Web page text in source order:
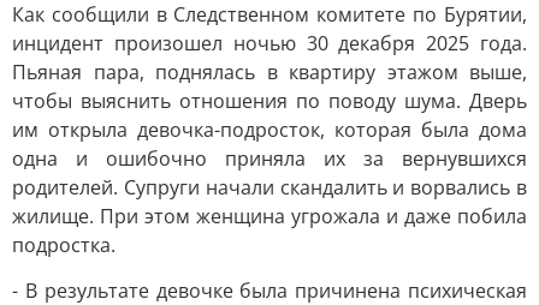
Как сообщили в Следственном комитете по Бурятии,
инцидент произошел ночью 30 декабря 2025 года.
Пьяная пара, поднялась в квартиру этажом выше,
чтобы выяснить отношения по поводу шума. Дверь
им открыла девочка-подросток, которая была дома
одна и ошибочно приняла их за вернувшихся
родителей. Супруги начали скандалить и ворвались в
жилище. При этом женщина угрожала и даже побила
подростка.
- В результате девочке была причинена психическая